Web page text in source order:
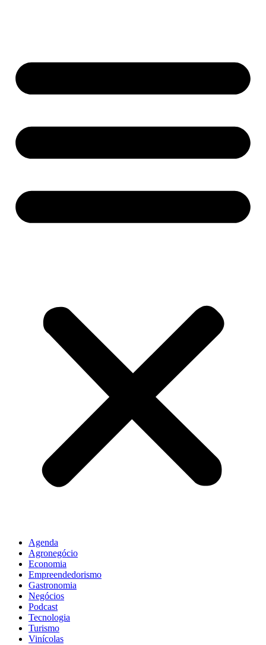
Agenda
Agronegócio
Economia
Empreendedorismo
Gastronomia
Negócios
Podcast
Tecnologia
Turismo
Vinícolas